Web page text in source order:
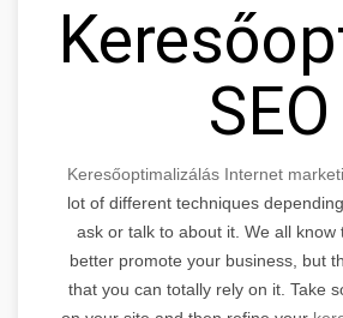
SEO
Keresőoptimalizálás Internet
lot of different techniques
ask or talk to about it. We all know
better promote your business, but
that you can totally rely on it. Take